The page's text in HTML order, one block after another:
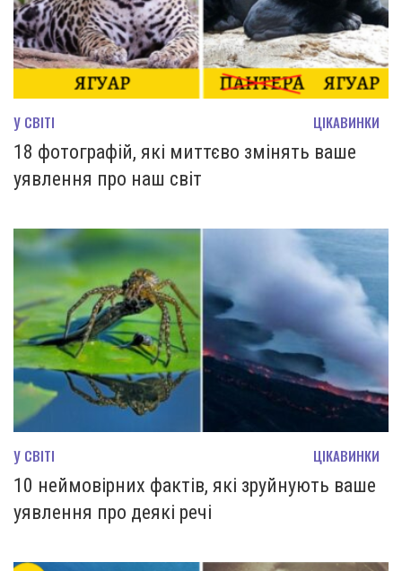
У СВІТІ ЦІКАВИНКИ
18 фотографій, які миттєво змінять ваше
уявлення про наш світ
У СВІТІ ЦІКАВИНКИ
10 неймовірних фактів, які зруйнують ваше
уявлення про деякі речі